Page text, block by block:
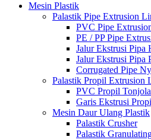
Mesin Plastik
Palastik Pipe Extrusion
PVC Pipe
PE / PP Pipe
Jalur Ekstrusi Pipa
Jalur Ekstrusi Pipa
Corrugated Pipe
Palastik Propil Extrusion
PVC Propil
Garis Ekstrusi
Mesin Daur Ulang Plastik
Palastik Crusher
Palastik